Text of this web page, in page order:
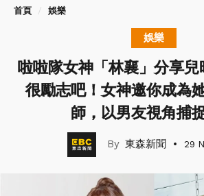
首頁 娛樂
娛樂
啦啦隊女神「林襄」分享兒
很勵志吧！女神邀你成為
師，以男友視角捕
東森新聞 29